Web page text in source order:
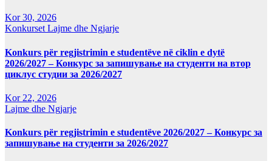
Kor 30, 2026
Konkurset Lajme dhe Ngjarje
Konkurs për regjistrimin e studentëve në ciklin e dytë
2026/2027 – Конкурс за запишување на студенти на втор
циклус студии за 2026/2027
Kor 22, 2026
Lajme dhe Ngjarje
Konkurs për regjistrimin e studentëve 2026/2027 – Конкурс за
запишување на студенти за 2026/2027